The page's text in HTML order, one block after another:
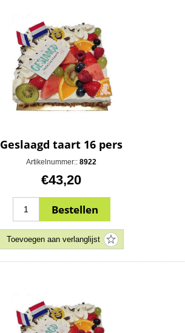
Geslaagd taart 16 pers
Artikelnummer:: 8922
€43,20